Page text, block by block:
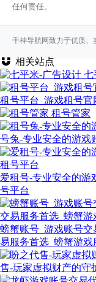
任何责任。
千神导航网致力于优质、
相关站点
七
租号平台_游戏租号
租号管家
号兔-专业安全的游戏
爱租号-专业安全的游
号平台
螃蟹账号_游戏账号交
易服务首选_螃蟹游戏
售-玩家虚拟财产的守